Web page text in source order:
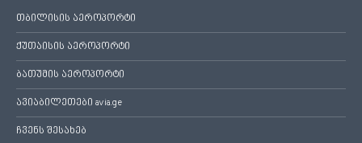
თბილისის აეროპორტი
ქუთაისის აეროპორტი
ბათუმის აეროპორტი
ავიაბილეთები avia.ge
ჩვენს შესახებ